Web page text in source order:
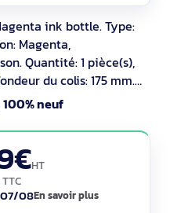
ink bottle. Type:
Magenta,
Quantité: 1 pièce(s),
du colis: 175 mm.
480 mm,
310 mm, Hauteur
mm
neuf
HT
08En savoir plus